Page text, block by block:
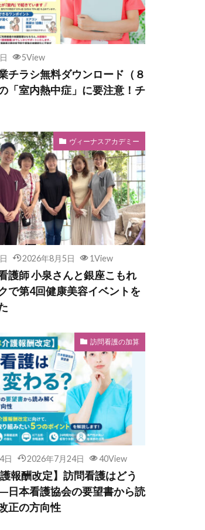
5View
チラシ無料ダウンロード（８
「室内熱中症」に要注意！チ
ヴィーナスアカデミー
2026年8月5日 1View
護師 小泉さんと銀座こもれ
で第4回健康美容イベントを
訪問看護の加算
日 2026年7月24日 40View
護報酬改定】訪問看護はどう
本看護協会の要望書から読
正の方向性